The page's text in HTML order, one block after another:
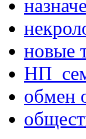
новые
обмен